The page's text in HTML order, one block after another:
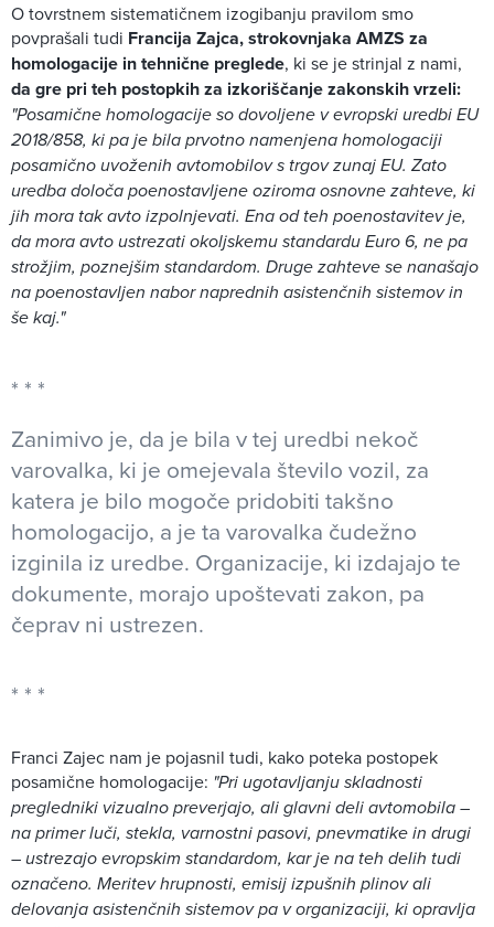
O tovrstnem sistematičnem izogibanju pravilom smo
povprašali tudi Francija Zajca, strokovnjaka AMZS za
homologacije in tehnične preglede, ki se je strinjal z nami,
da gre pri teh postopkih za izkoriščanje zakonskih vrzeli:
"Posamične homologacije so dovoljene v evropski uredbi EU
2018/858, ki pa je bila prvotno namenjena homologaciji
posamično uvoženih avtomobilov s trgov zunaj EU. Zato
uredba določa poenostavljene oziroma osnovne zahteve, ki
jih mora tak avto izpolnjevati. Ena od teh poenostavitev je,
da mora avto ustrezati okoljskemu standardu Euro 6, ne pa
strožjim, poznejšim standardom. Druge zahteve se nanašajo
na poenostavljen nabor naprednih asistenčnih sistemov in
še kaj."
Zanimivo je, da je bila v tej uredbi nekoč
varovalka, ki je omejevala število vozil, za
katera je bilo mogoče pridobiti takšno
homologacijo, a je ta varovalka čudežno
izginila iz uredbe. Organizacije, ki izdajajo te
dokumente, morajo upoštevati zakon, pa
čeprav ni ustrezen.
Franci Zajec nam je pojasnil tudi, kako poteka postopek
posamične homologacije: "Pri ugotavljanju skladnosti
pregledniki vizualno preverjajo, ali glavni deli avtomobila –
na primer luči, stekla, varnostni pasovi, pnevmatike in drugi
– ustrezajo evropskim standardom, kar je na teh delih tudi
označeno. Meritev hrupnosti, emisij izpušnih plinov ali
delovanja asistenčnih sistemov pa v organizaciji, ki opravlja